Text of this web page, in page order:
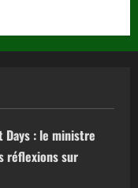
Days : le ministre
réflexions sur